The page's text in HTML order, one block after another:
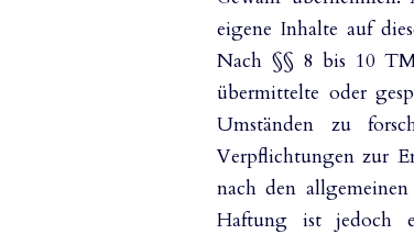
eigene Inhalte auf
Nach §§ 8 bis 10
übermittelte oder
Umständen zu
Verpflichtungen zur
nach den
Haftung ist jedoch